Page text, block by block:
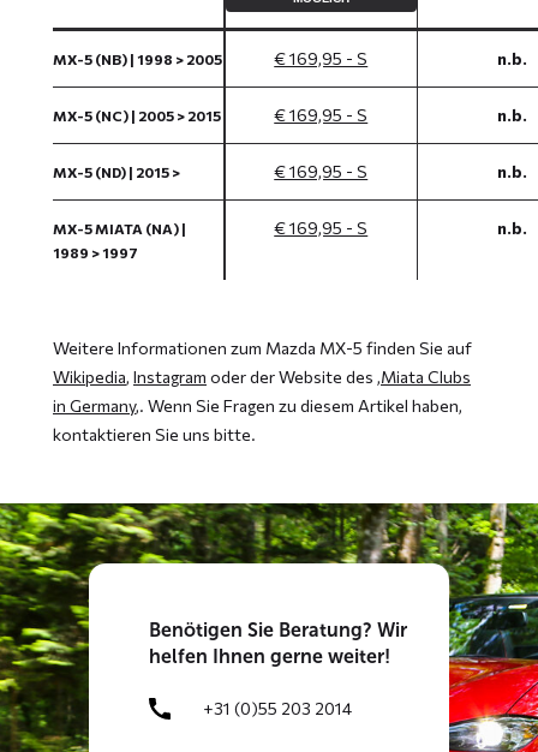
MX-5 (NB) | 1998 > 2005 € 169,95 - S n.b.
MX-5 (NC) | 2005 > 2015 € 169,95 - S n.b.
MX-5 (ND) | 2015 > € 169,95 - S n.b.
MX-5 MIATA (NA) |
1989 > 1997
€ 169,95 - S n.b.
Weitere Informationen zum Mazda MX-5 finden Sie auf
Wikipedia, Instagram oder der Website des ‚Miata Clubs
in Germany‚. Wenn Sie Fragen zu diesem Artikel haben,
kontaktieren Sie uns bitte.
Benötigen Sie Beratung? Wir
helfen Ihnen gerne weiter!
+31 (0)55 203 2014